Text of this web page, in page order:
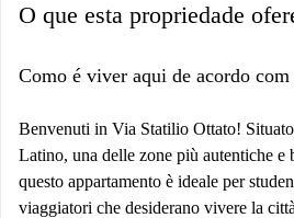
O que esta propriedade
Como é viver aqui de acordo
Benvenuti in Via Statilio Ottato!
Latino, una delle zone più autentiche e
questo appartamento è ideale per
viaggiatori che desiderano vivere la